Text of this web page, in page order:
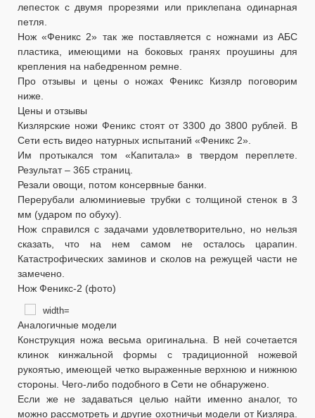
лепесток с двумя прорезями или приклепана одинарная
петля.
Нож «Феникс 2» так же поставляется с ножнами из АБС
пластика, имеющими на боковых гранях проушины для
крепления на набедренном ремне.
Про отзывы и цены о ножах Феникс Кизялр поговорим
ниже.
Цены и отзывы
Кизлярские ножи Феникс стоят от 3300 до 3800 рублей. В
Сети есть видео натурных испытаний «Феникс 2».
Им протыкался том «Капитала» в твердом переплете.
Результат – 365 страниц.
Резали овощи, потом консервные банки.
Перерубали алюминиевые трубки с толщиной стенок в 3
мм (ударом по обуху).
Нож справился с задачами удовлетворительно, но нельзя
сказать, что на нем самом не осталось царапин.
Катастрофических заминов и сколов на режущей части не
замечено.
Нож Феникс-2 (фото)
Аналогичные модели
Конструкция ножа весьма оригинальна. В ней сочетается
клинок кинжальной формы с традиционной ножевой
рукоятью, имеющей четко выраженные верхнюю и нижнюю
стороны. Чего-либо подобного в Сети не обнаружено.
Если же не задаваться целью найти именно аналог, то
можно рассмотреть и другие охотничьи модели от Кизляра.